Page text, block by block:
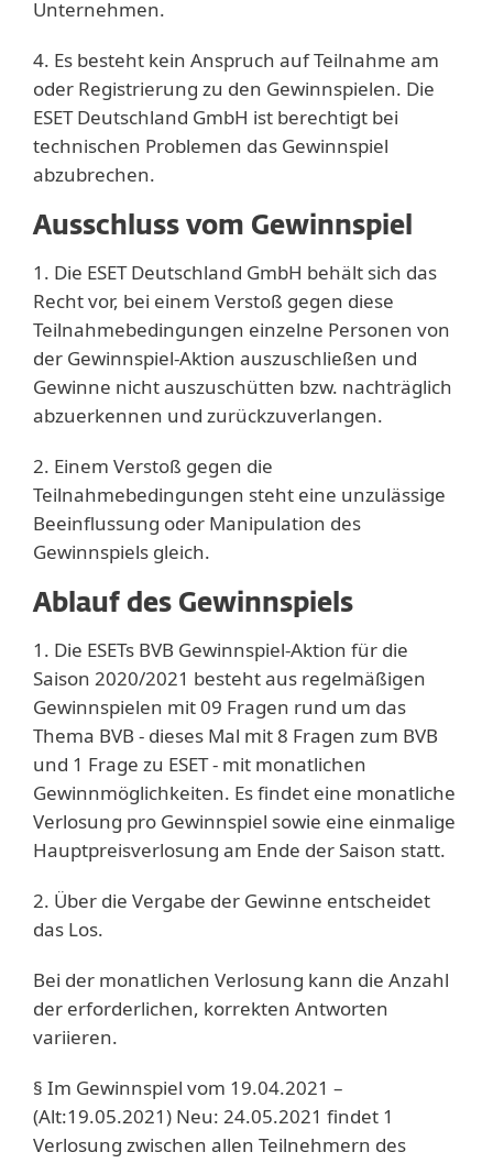
Unternehmen.
4. Es besteht kein Anspruch auf Teilnahme am
oder Registrierung zu den Gewinnspielen. Die
ESET Deutschland GmbH ist berechtigt bei
technischen Problemen das Gewinnspiel
abzubrechen.
Ausschluss vom Gewinnspiel
1. Die ESET Deutschland GmbH behält sich das
Recht vor, bei einem Verstoß gegen diese
Teilnahmebedingungen einzelne Personen von
der Gewinnspiel-Aktion auszuschließen und
Gewinne nicht auszuschütten bzw. nachträglich
abzuerkennen und zurückzuverlangen.
2. Einem Verstoß gegen die
Teilnahmebedingungen steht eine unzulässige
Beeinflussung oder Manipulation des
Gewinnspiels gleich.
Ablauf des Gewinnspiels
1. Die ESETs BVB Gewinnspiel-Aktion für die
Saison 2020/2021 besteht aus regelmäßigen
Gewinnspielen mit 09 Fragen rund um das
Thema BVB - dieses Mal mit 8 Fragen zum BVB
und 1 Frage zu ESET - mit monatlichen
Gewinnmöglichkeiten. Es findet eine monatliche
Verlosung pro Gewinnspiel sowie eine einmalige
Hauptpreisverlosung am Ende der Saison statt.
2. Über die Vergabe der Gewinne entscheidet
das Los.
Bei der monatlichen Verlosung kann die Anzahl
der erforderlichen, korrekten Antworten
variieren.
§ Im Gewinnspiel vom 19.04.2021 –
(Alt:19.05.2021) Neu: 24.05.2021 findet 1
Verlosung zwischen allen Teilnehmern des